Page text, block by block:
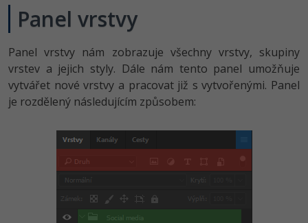
Panel vrstvy
Panel vrstvy nám zobrazuje všechny vrstvy, skupiny
vrstev a jejich styly. Dále nám tento panel umožňuje
vytvářet nové vrstvy a pracovat již s vytvořenými. Panel
je rozdělený následujícím způsobem: